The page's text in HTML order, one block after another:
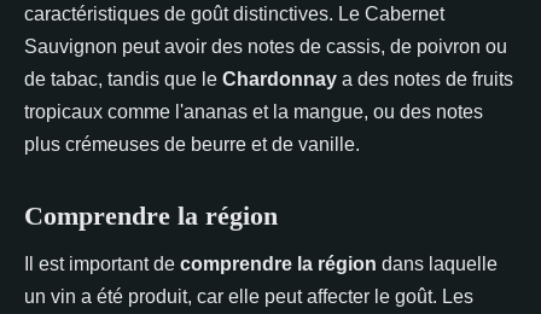
caractéristiques de goût distinctives. Le Cabernet
Sauvignon peut avoir des notes de cassis, de poivron ou
de tabac, tandis que le Chardonnay a des notes de fruits
tropicaux comme l'ananas et la mangue, ou des notes
plus crémeuses de beurre et de vanille.
Comprendre la région
Il est important de comprendre la région dans laquelle
un vin a été produit, car elle peut affecter le goût. Les